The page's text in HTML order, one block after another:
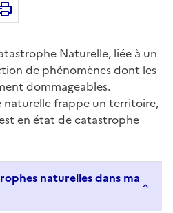
emaildans le presse-papier
Naturelle, liée à un
de phénomènes dont les
dommageables.
naturelle frappe un territoire,
en état de catastrophe
naturelles dans ma